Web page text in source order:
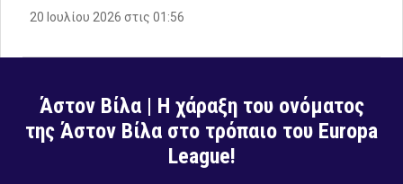
20 Ιουλίου 2026 στις 01:56
Άστον Βίλα | Η χάραξη του ονόματος
της Άστον Βίλα στο τρόπαιο του Europa
League!